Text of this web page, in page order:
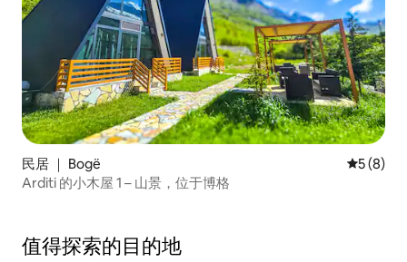
民居 ｜ Bogë 平均评分
5 (8)
Arditi 的小木屋 1 – 山景，位于博格
值得探索的目的地